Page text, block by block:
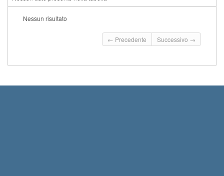
Nessun risultato
← Precedente Successivo →